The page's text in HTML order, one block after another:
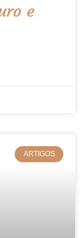
e
ARTIGOS